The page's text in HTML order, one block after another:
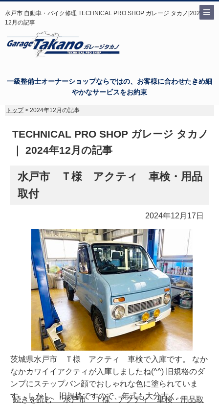
水戸市 自動車・バイク修理 TECHNICAL PRO SHOP ガレージ タカノ|2024年
12月の記事
一級整備士オーナーショップならではの、お客様に合わせたきめ細
やかなサービスをお約束
トップ> 2024年12月の記事
TECHNICAL PRO SHOP ガレージ タカノ
｜ 2024年12月の記事
水戸市 Ｔ様 アクティ 車検・用品
取付
2024年12月17日
茨城県水戸市 Ｔ様 アクティ 車検で入庫です。 なか
なかカワイイアクティが入庫しましたね(^^) 旧規格のダ
ンプにステップバン顔でおしゃれな色に塗られていま
す。 しかし、旧規格ですので、年式も大分古く…
続きを読む "水戸市 Ｔ様 アクティ 車検・用品取